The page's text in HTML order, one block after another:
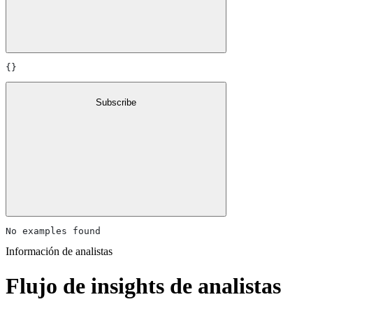
{}
Subscribe
No examples found
Información de analistas
Flujo de insights de analistas